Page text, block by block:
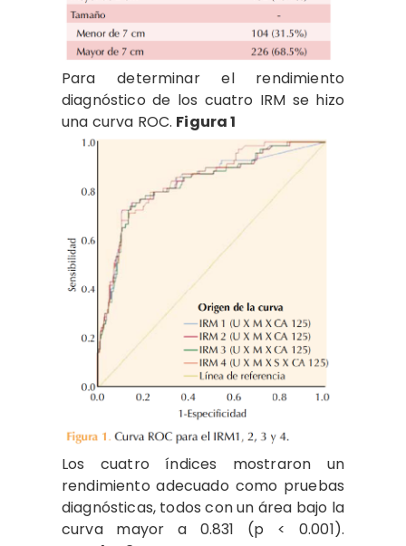
Para determinar el rendimiento
diagnóstico de los cuatro IRM se hizo
una curva ROC. Figura 1
Los cuatro índices mostraron un
rendimiento adecuado como pruebas
diagnósticas, todos con un área bajo la
curva mayor a 0.831 (p < 0.001).